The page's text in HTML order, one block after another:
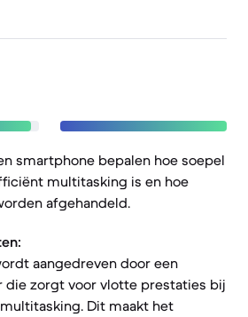
smartphone bepalen hoe soepel
multitasking is en hoe
afgehandeld.
aangedreven door een
die zorgt voor vlotte prestaties bij
Dit maakt het